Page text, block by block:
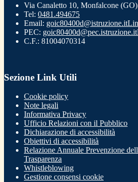
Via Canaletto 10, Monfalcone (GO)
Tel: 0481.494675
Email: goic80400d@istruzione.it
PEC: goic80400d@pec.istruzione.it
C.F.: 81004070314
Sezione Link Utili
Cookie policy
Note legali
Informativa Privacy
Ufficio Relazioni con il Pubblico
Dichiarazione di accessibilità
Obiettivi di accessibilità
Relazione Annuale Prevenzione
Trasparenza
Whistleblowing
Gestione consensi cookie